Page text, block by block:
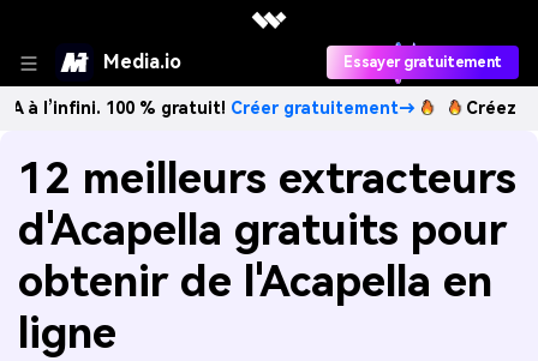
Media.io Essayer gratuitement
100 % gratuit! Créer gratuitement→ Créez des
12 meilleurs extracteurs
d'Acapella gratuits pour
obtenir de l'Acapella en
ligne